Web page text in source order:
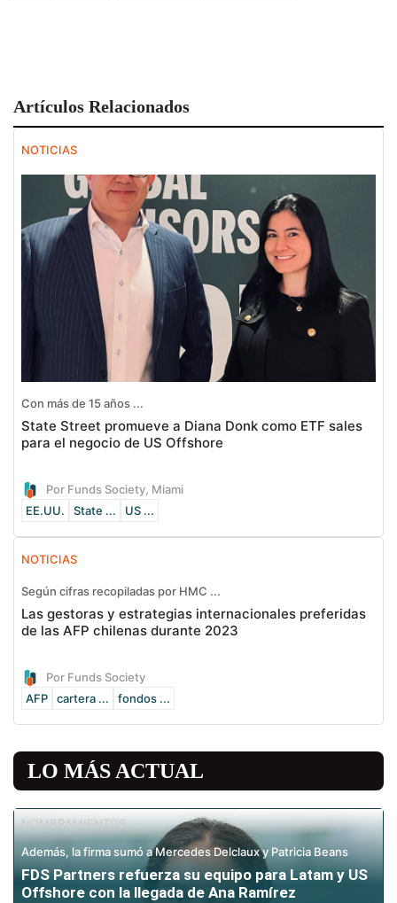
Artículos Relacionados
NOTICIAS
Con más de 15 años ...
State Street promueve a Diana Donk como ETF sales
para el negocio de US Offshore
Por Funds Society, Miami
EE.UU.
State ... US ...
NOTICIAS
Según cifras recopiladas por HMC ...
Las gestoras y estrategias internacionales preferidas
de las AFP chilenas durante 2023
Por Funds Society
AFP
cartera ... fondos ...
LO MÁS ACTUAL
NOMBRAMIENTOS
Además, la firma sumó a Mercedes Delclaux y Patricia Beans
FDS Partners refuerza su equipo para Latam y US
Offshore con la llegada de Ana Ramírez